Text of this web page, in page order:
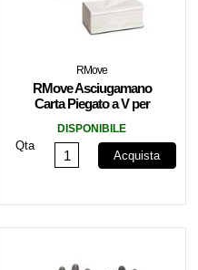
RMove
RMove Asciugamano
Carta Piegato a V per
180pz
DISPONIBILE
Qta
Acquista